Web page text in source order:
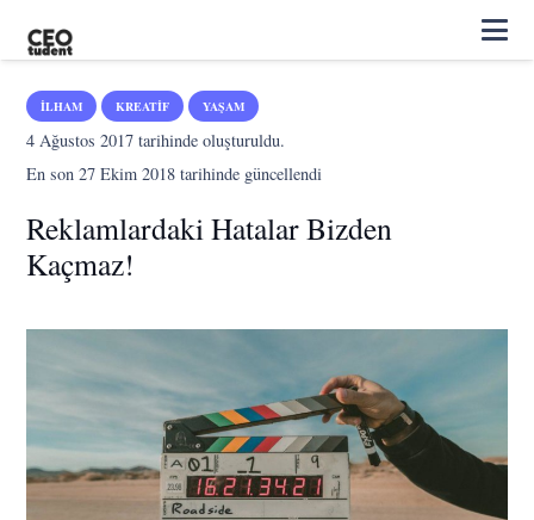
İLHAM KREATIF YAŞAM
4 Ağustos 2017 tarihinde oluşturuldu.
En son27 Ekim 2018 tarihinde güncellendi
Reklamlardaki Hatalar Bizden
Kaçmaz!